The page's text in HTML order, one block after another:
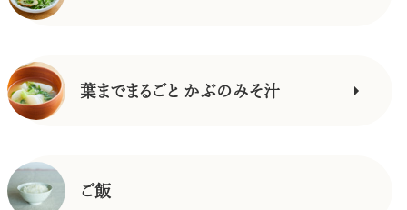
葉までまるごと かぶのみそ汁
ご飯